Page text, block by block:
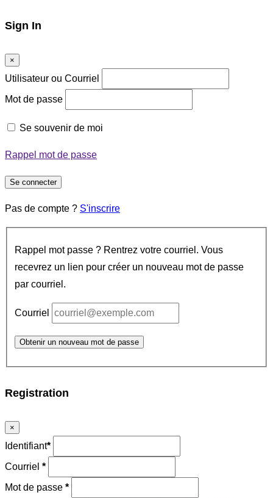
Sign In
×
Utilisateur ou Courriel
Mot de passe
Se souvenir de moi
Rappel mot de passe
Se connecter
Pas de compte ? S'inscrire
Rappel mot passe ? Rentrez votre courriel. Vous
recevrez un lien pour créer un nouveau mot de passe
par courriel.
Courriel
Obtenir un nouveau mot de passe
Registration
×
Identifiant*
Courriel *
Mot de passe *